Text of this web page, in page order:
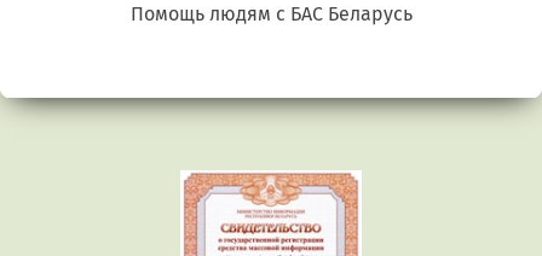
Беларусь. Gluten free
Предыдущий